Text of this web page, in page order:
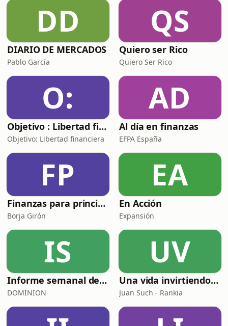
DD
DIARIO DE MERCADOS
Pablo García
QS
Quiero ser Rico
Quiero Ser Rico
O:
Objetivo : Libertad financiera
Objetivo: Libertad financiera
AD
Al día en finanzas
EFPA España
FP
Finanzas para principiantes
Borja Girón
EA
En Acción
Expansión
IS
Informe semanal de inversiones
DOMINION
UV
Una vida invirtiendo - El Podcast de Juan Such (Rankia)
Juan Such - Rankia